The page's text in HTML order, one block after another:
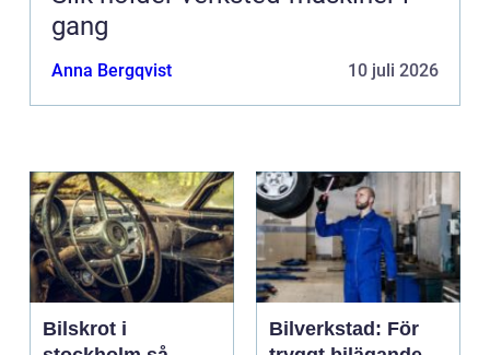
gang
Anna Bergqvist 10 juli 2026
Bilskrot i
Bilverkstad: För